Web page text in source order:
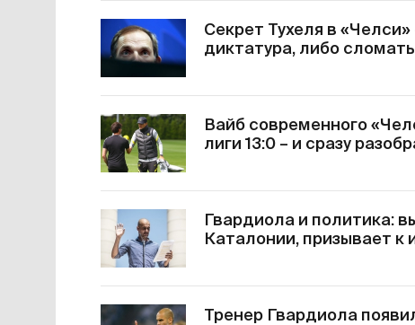
Секрет Тухеля в
диктатура, либо
Вайб современного
лиги 13:0 – и сразу
Гвардиола и политика:
Каталонии, призывает к
Тренер Гвардиола